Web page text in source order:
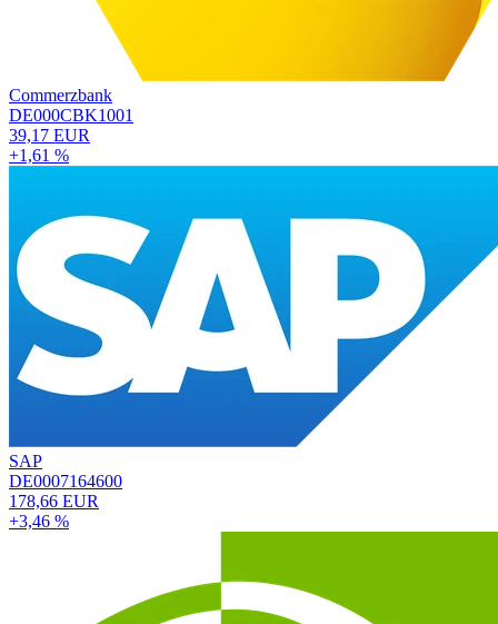
Commerzbank
DE000CBK1001
39,17 EUR
+1,61 %
SAP
DE0007164600
178,66 EUR
+3,46 %